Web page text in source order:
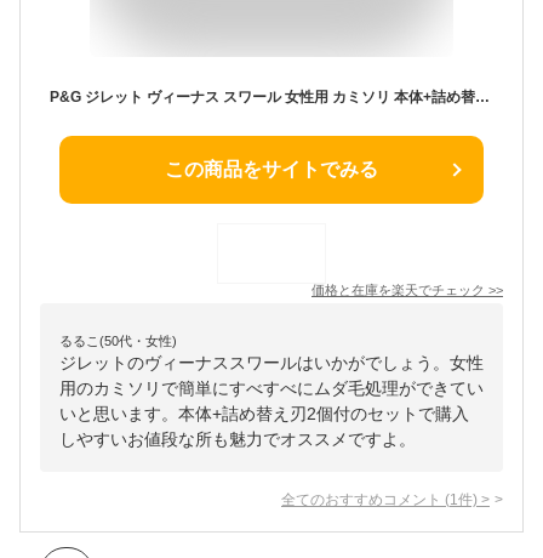
P&G ジレット ヴィーナス スワール 女性用 カミソリ 本体+詰め替え刃2個付 1個 | ヴィーナス シェーバー アソート セット 脱毛 ムダ毛処理 女性用 カミソリ スキンケア 剃刀 レディース
この商品をサイトでみる
価格と在庫を楽天でチェック >>
るるこ(50代・女性)
ジレットのヴィーナススワールはいかがでしょう。女性
用のカミソリで簡単にすべすべにムダ毛処理ができてい
いと思います。本体+詰め替え刃2個付のセットで購入
しやすいお値段な所も魅力でオススメですよ。
全てのおすすめコメント (1 件) >